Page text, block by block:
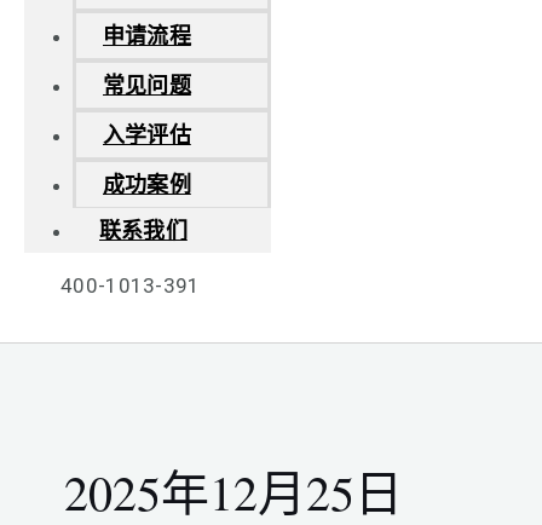
申请流程
常见问题
入学评估
成功案例
联系我们
400-1013-391
2025年12月25日